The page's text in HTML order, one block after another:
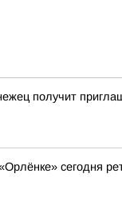
получит
сегодня